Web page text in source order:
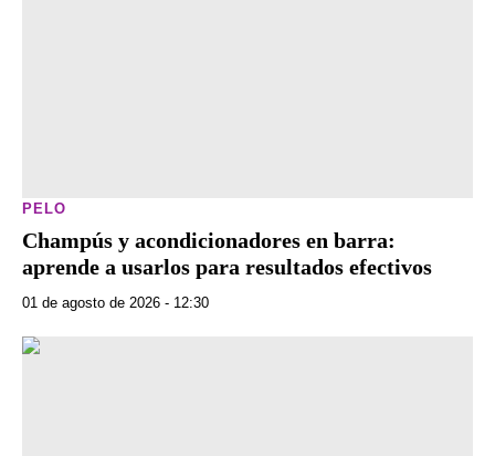
PELO
Champús y acondicionadores en barra:
aprende a usarlos para resultados efectivos
01 de agosto de 2026 - 12:30